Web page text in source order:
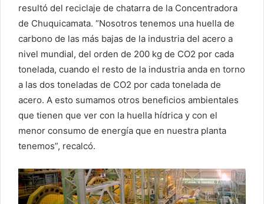
resultó del reciclaje de chatarra de la Concentradora
de Chuquicamata. “Nosotros tenemos una huella de
carbono de las más bajas de la industria del acero a
nivel mundial, del orden de 200 kg de CO2 por cada
tonelada, cuando el resto de la industria anda en torno
a las dos toneladas de CO2 por cada tonelada de
acero. A esto sumamos otros beneficios ambientales
que tienen que ver con la huella hídrica y con el
menor consumo de energía que en nuestra planta
tenemos”, recalcó.